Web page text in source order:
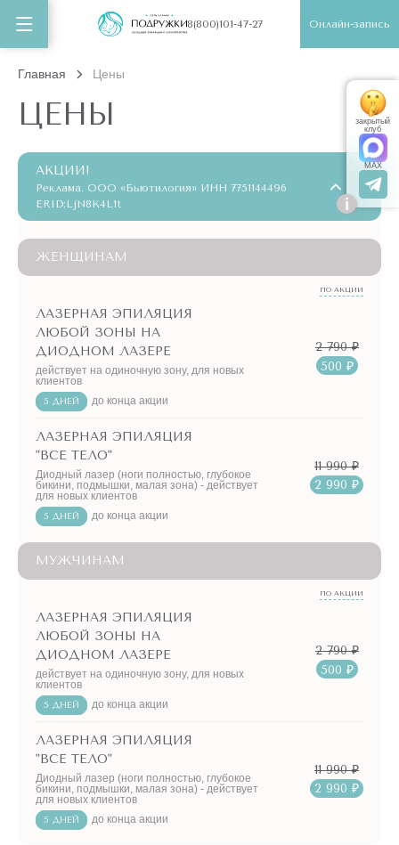
8(800)101-47-27 Онлайн-запись
Главная Цены
ЦЕНЫ
АКЦИИ!
Реклама. ООО «Бьютилогия» ИНН 7751144496
ERID:LjN8K4L1t
ЖЕНЩИНАМ
ПО АКЦИИ
ЛАЗЕРНАЯ ЭПИЛЯЦИЯ
ЛЮБОЙ ЗОНЫ НА
ДИОДНОМ ЛАЗЕРЕ
действует на одиночную зону, для новых
клиентов
5 ДНЕЙ до конца акции
2 790 ₽
500 ₽
ЛАЗЕРНАЯ ЭПИЛЯЦИЯ
"ВСЕ ТЕЛО"
Диодный лазер (ноги полностью, глубокое
бикини, подмышки, малая зона) - действует
для новых клиентов
5 ДНЕЙ до конца акции
11 990 ₽
2 990 ₽
МУЖЧИНАМ
ПО АКЦИИ
ЛАЗЕРНАЯ ЭПИЛЯЦИЯ
ЛЮБОЙ ЗОНЫ НА
ДИОДНОМ ЛАЗЕРЕ
действует на одиночную зону, для новых
клиентов
5 ДНЕЙ до конца акции
2 790 ₽
500 ₽
ЛАЗЕРНАЯ ЭПИЛЯЦИЯ
"ВСЕ ТЕЛО"
Диодный лазер (ноги полностью, глубокое
бикини, подмышки, малая зона) - действует
для новых клиентов
5 ДНЕЙ до конца акции
11 990 ₽
2 990 ₽
i
закрытый
клуб
MAX